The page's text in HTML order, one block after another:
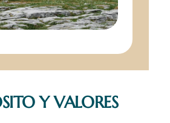
Y VALORES